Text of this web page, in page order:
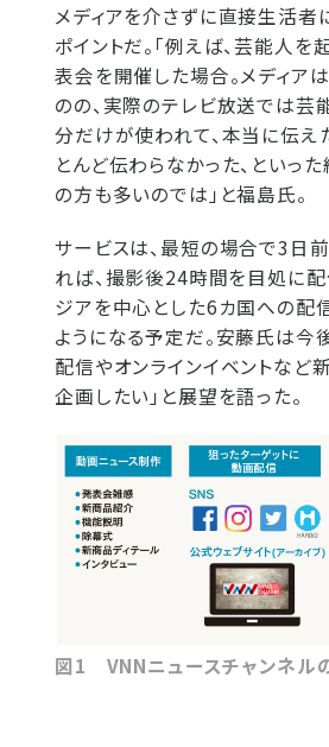
メディアを介さずに直接生活者
ポイントだ。「例えば、芸能人
表会を開催した場合。メディア
のの、実際のテレビ放送では芸
分だけが使われて、本当に伝え
とんど伝わらなかった、といっ
の方も多いのでは」と福島氏。
サービスは、最短の場合で3日
れば、撮影後24時間を目処に配
ジアを中心とした6カ国への配
ようになる予定だ。安藤氏は今
配信やオンラインイベントなど
企画したい」と展望を語った。
図1 VNNニュースチャンネル